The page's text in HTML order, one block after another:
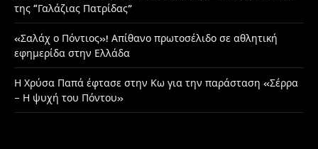
της “Γαλάζιας Πατρίδας”
«Σαλάχ ο Πόντιος»! Απίθανο πρωτοσέλιδο σε αθλητική
εφημερίδα στην Ελλάδα
Η Χρύσα Παπά έφτασε στην Κω για την παράσταση «Σέρρα
– Η ψυχή του Πόντου»